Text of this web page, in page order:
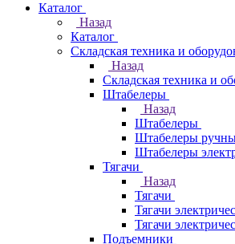
Каталог
Назад
Каталог
Складская техника и
Назад
Складская техника и
Штабелеры
Назад
Штабелеры
Штабелеры
Штабелеры
Тягачи
Назад
Тягачи
Тягачи
Тягачи
Подъемники